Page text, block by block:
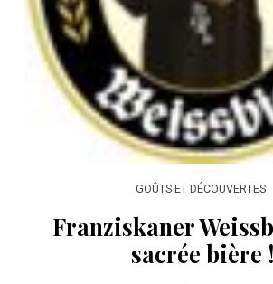
GOÛTS ET DÉCOUVERTES
Franziskaner
sacrée bière !